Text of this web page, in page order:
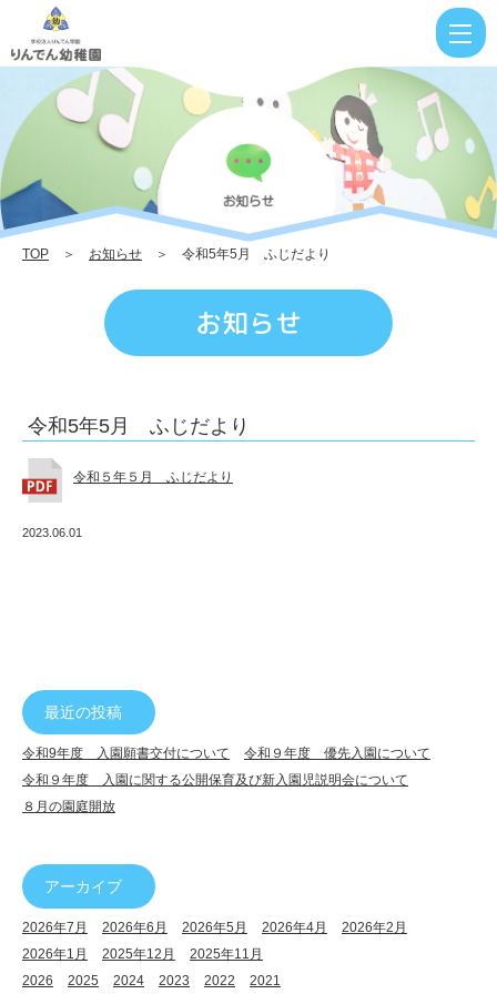
5
5
月
ふ
じ
だ
よ
|
り
TOP ＞ お知らせ ＞ 令和5年5月 ふじだより
お知らせ
令和5年5月 ふじだより
令和５年５月 ふじだより
2023.06.01
最近の投稿
令和9年度 入園願書交付について
令和９年度 優先入園について
令和９年度 入園に関する公開保育及び新入園児説明会について
８月の園庭開放
アーカイブ
2026年7月 2026年6月 2026年5月 2026年4月
2026年2月
2026年1月
2025年12月
2025年11月
2026
2025 2024 2023 2022 2021